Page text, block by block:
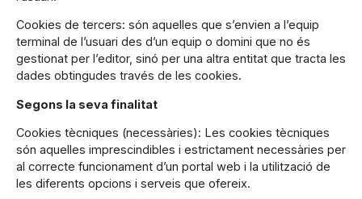
Cookies de tercers: són aquelles que s’envien a l’equip
terminal de l’usuari des d’un equip o domini que no és
gestionat per l’editor, sinó per una altra entitat que tracta les
dades obtingudes través de les cookies.
Segons la seva finalitat
Cookies tècniques (necessàries): Les cookies tècniques
són aquelles imprescindibles i estrictament necessàries per
al correcte funcionament d’un portal web i la utilització de
les diferents opcions i serveis que ofereix.